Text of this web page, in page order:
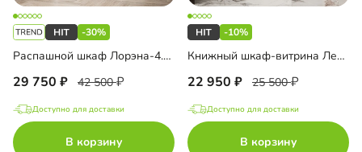
-30%
Распашной шкаф Лорэна-4.1 4-дверный
29 750 42 500
Доступно для доставки
В корзину
-10%
Книжный шкаф-витрина Лестер-7 с ящиками
22 950 25 500
Доступно для доставки
В корзину